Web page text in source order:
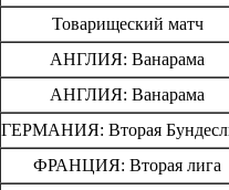
Товарищеский матч
АНГЛИЯ: Ванарама
АНГЛИЯ: Ванарама
ГЕРМАНИЯ: Вторая
ФРАНЦИЯ: Вторая лига